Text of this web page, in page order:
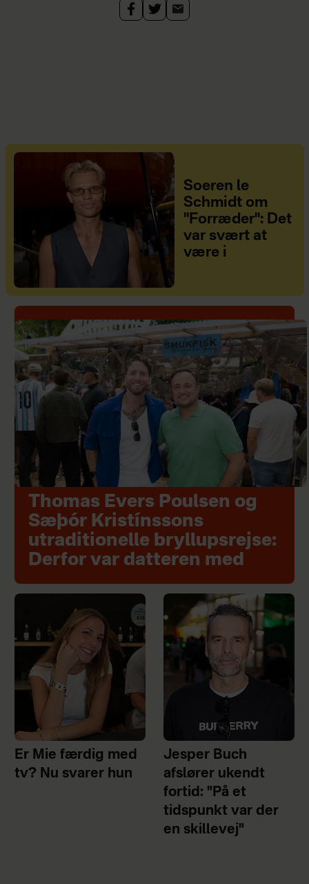
Soeren le
Schmidt om
"Forræder": Det
var svært at
være i
Thomas Evers Poulsen og
Sæþór Kristínssons
utraditionelle bryllupsrejse:
Derfor var datteren med
Er Mie færdig med
tv? Nu svarer hun
Jesper Buch
afslører ukendt
fortid: "På et
tidspunkt var der
en skillevej"